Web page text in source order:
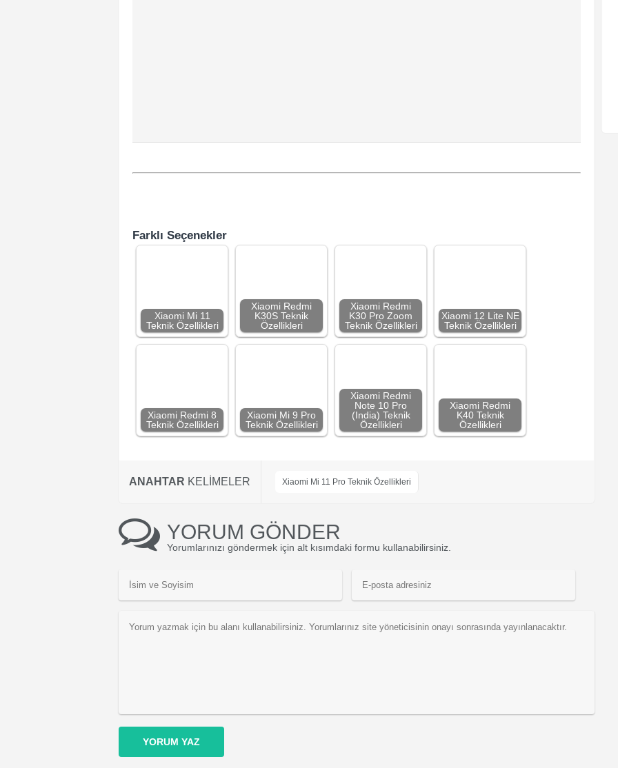
Farklı Seçenekler
Xiaomi Mi 11
Teknik Özellikleri
Xiaomi Redmi
K30S Teknik
Özellikleri
Xiaomi Redmi
K30 Pro Zoom
Teknik Özellikleri
Xiaomi 12 Lite NE
Teknik Özellikleri
Xiaomi Redmi 8
Teknik Özellikleri
Xiaomi Mi 9 Pro
Teknik Özellikleri
Xiaomi Redmi
Note 10 Pro
(India) Teknik
Özellikleri
Xiaomi Redmi
K40 Teknik
Özellikleri
ANAHTAR KELİMELER Xiaomi Mi 11 Pro Teknik Özellikleri
YORUM GÖNDER
Yorumlarınızı göndermek için alt kısımdaki formu kullanabilirsiniz.
YORUM YAZ